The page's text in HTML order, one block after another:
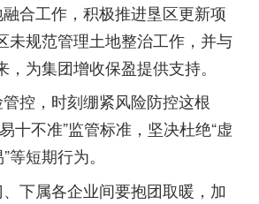
工作，积极推进垦区更新项
未规范管理土地整治工作，并与
为集团增收保盈提供支持。
，时刻绷紧风险防控这根
十不准”监管标准，坚决杜绝“虚
等短期行为。
属各企业间要抱团取暖，加